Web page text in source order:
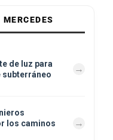
de luz para
subterráneo
los caminos